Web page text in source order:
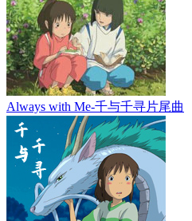
Always with Me-千与千寻片尾曲